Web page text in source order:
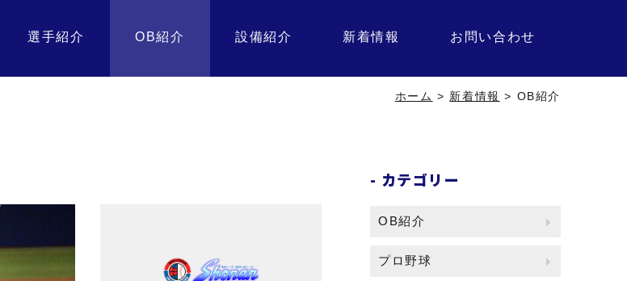
選手紹介 OB紹介 設備紹介 新着情報 お問い合わせ
ホーム > 新着情報 > OB紹介
カテゴリー
OB紹介
プロ野球